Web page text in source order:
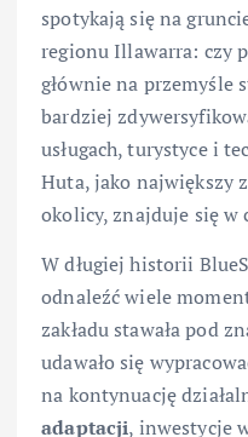
spotykają się na
regionu Illawarra: czy
głównie na przemyśle
bardziej
usługach, turystyce i
Huta, jako największy
okolicy, znajduje się
W długiej historii
odnaleźć wiele
zakładu stawała pod
udawało się
na kontynuację
adaptacji, inwestycje